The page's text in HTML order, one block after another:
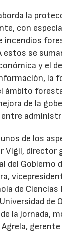
la
con
incendios
estos se
y el
la
ámbito
de la
de los
Vigil, director
del Gobierno
de
de
la jornada,
gerente